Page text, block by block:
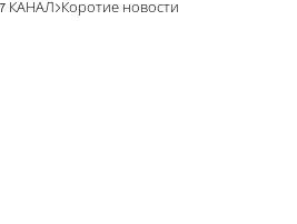
7 КАНАЛ Коротие новости